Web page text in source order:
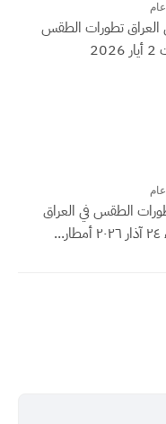
تطورات الطقس
الطقس في العراق